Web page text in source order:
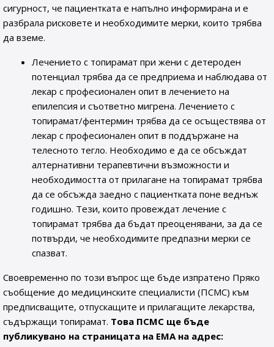
сигурност, че пациентката е напълно информирана и е
разбрала рисковете и необходимите мерки, които трябва
да вземе.
Лечението с топирамат при жени с детероден
потенциал трябва да се предприема и наблюдава от
лекар с професионален опит в лечението на
епилепсия и съответно мигрена. Лечението с
топирамат/фентермин трябва да се осъществява от
лекар с професионален опит в поддържане на
телесното тегло. Необходимо е да се обсъждат
алтернативни терапевтични възможности и
необходимостта от прилагане на топирамат трябва
да се обсъжда заедно с пациентката поне веднъж
годишно. Тези, които провеждат лечение с
топирамат трябва да бъдат преоценявани, за да се
потвърди, че необходимите предпазни мерки се
спазват.
Своевременно по този въпрос ще бъде изпратено Пряко
съобщение до медицинските специалисти (ПСМС) към
предписващите, отпускащите и прилагащите лекарства,
съдържащи топирамат. Това ПСМС ще бъде
публикувано на страницата на ЕМА на адрес: